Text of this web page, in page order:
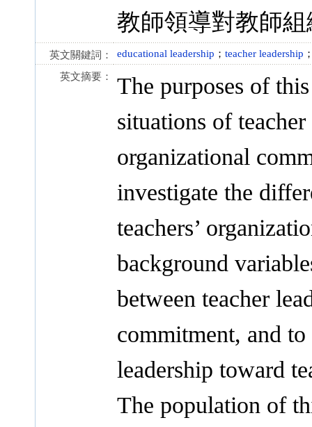
教師領導對教師
英文關鍵詞： educational leadership ； teacher leadership
英文摘要：
The purposes of
situations of teacher
organizational
investigate the
teachers’
background
between teacher
commitment, and
leadership toward
The population of